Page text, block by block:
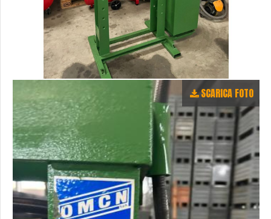
SCARICA FOTO